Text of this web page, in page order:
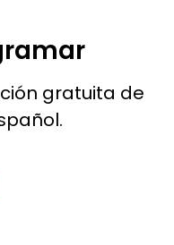
gratuita de